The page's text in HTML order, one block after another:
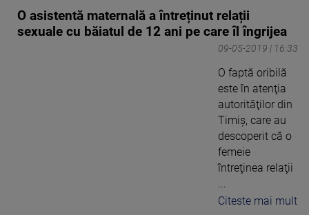
O asistentă maternală a întreținut relații
sexuale cu băiatul de 12 ani pe care îl îngrijea
09-05-2019 | 16:33
O faptă oribilă
este în atenţia
autorităţilor din
Timiş, care au
descoperit că o
femeie
întreţinea relaţii
...
Citeste mai mult